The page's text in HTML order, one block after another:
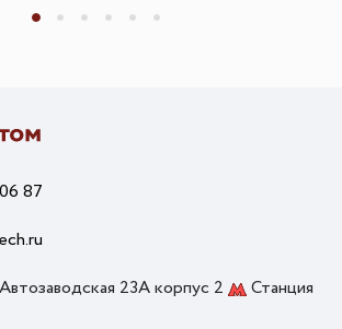
87
23А корпус 2
Станция